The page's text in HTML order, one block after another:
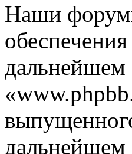
Наши
дальнейшем
дальнейшем